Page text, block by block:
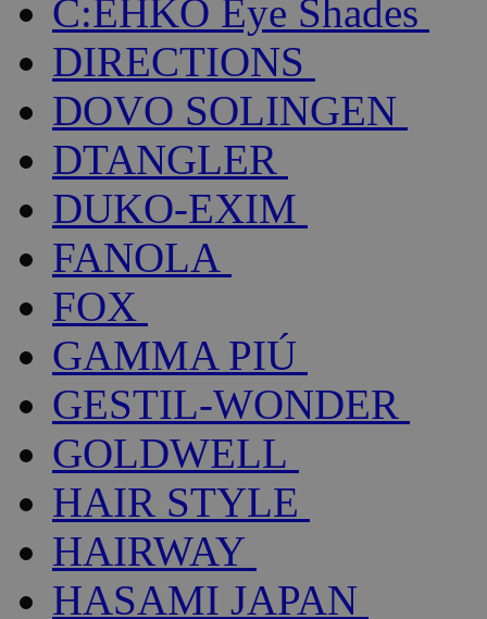
C:EHKO Eye Shades
DIRECTIONS
DOVO SOLINGEN
DTANGLER
DUKO-EXIM
FANOLA
FOX
GAMMA PIÚ
GESTIL-WONDER
GOLDWELL
HAIR STYLE
HAIRWAY
HASAMI JAPAN